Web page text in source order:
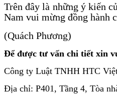
Trên đây là những ý kiến
Nam vui mừng đồng hành
(Quách Phương)
Để được tư vấn chi tiết xin
Công ty Luật TNHH HTC
Địa chỉ: P401, Tầng 4, Tòa